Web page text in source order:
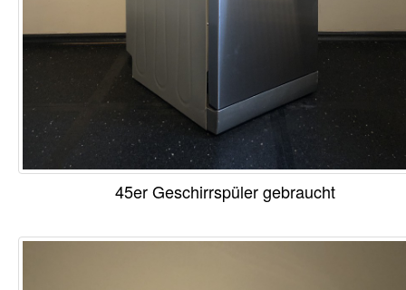
45er Geschirrspüler gebraucht